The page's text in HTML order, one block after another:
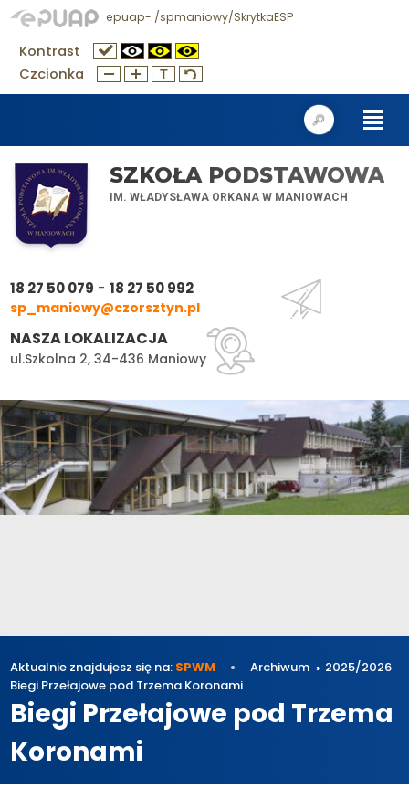
epuap- /spmaniowy/SkrytkaESP
Kontrast
Czcionka
SZKOŁA PODSTAWOWA
IM. WŁADYSŁAWA ORKANA W MANIOWACH
18 27 50 079 -18 27 50 992
sp_maniowy@czorsztyn.pl
NASZA LOKALIZACJA
ul.Szkolna 2, 34-436 Maniowy
Aktualnie znajdujesz się na: SPWM Archiwum
2025/2026
Biegi Przełajowe pod Trzema Koronami
Biegi Przełajowe pod Trzema
Koronami